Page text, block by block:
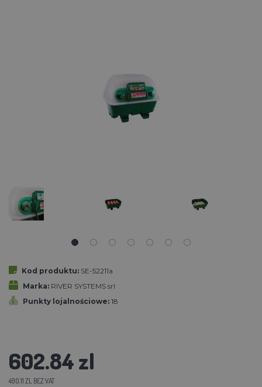
Kod produktu: SE-52211a
Marka: RIVER SYSTEMS srl
Punkty lojalnościowe: 18
602.84 zl
490.11 ZL BEZ VAT